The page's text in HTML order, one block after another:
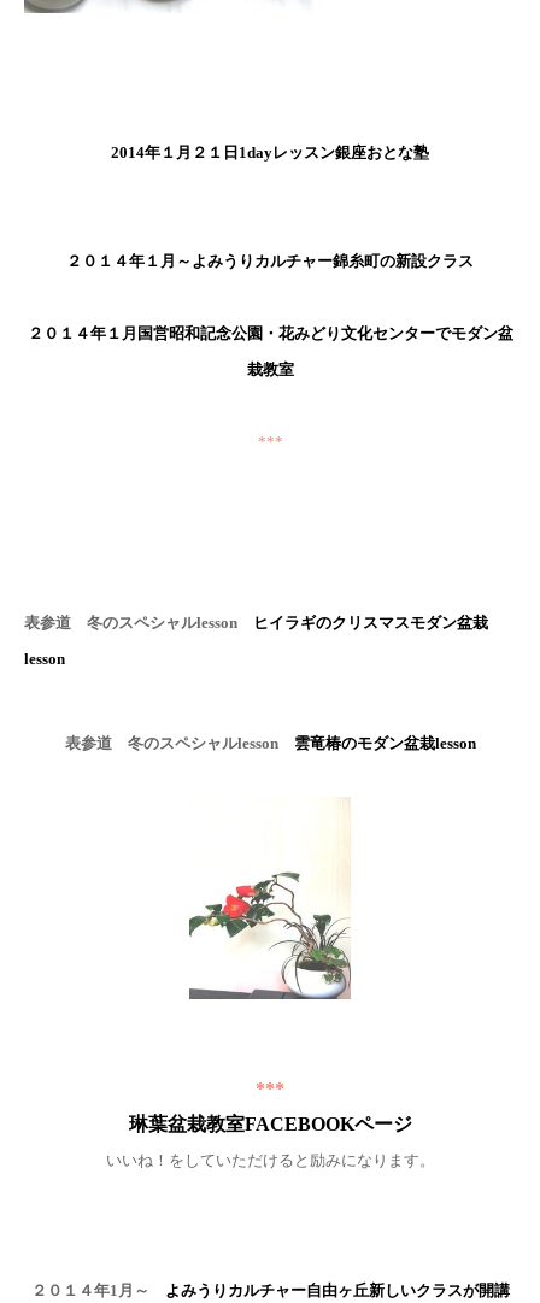
2014年１月２１日1dayレッスン銀座おとな塾
２０１４年１月～よみうりカルチャー錦糸町の新設クラス
２０１４年１月国営昭和記念公園・花みどり文化センターでモダン盆
栽教室
***
表参道 冬のスペシャルlesson
ヒイラギのクリスマスモダン盆栽
lesson
表参道 冬のスペシャルlesson 雲竜椿のモダン盆栽lesson
***
琳葉盆栽教室FACEBOOKページ
いいね！をしていただけると励みになります。
２０１４年1月～
よみうりカルチャー自由ヶ丘新しいクラスが開講